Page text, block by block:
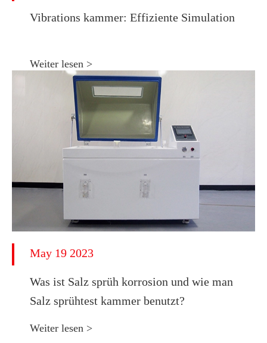
Vibrations kammer: Effiziente Simulation
Weiter lesen >
May 19 2023
Was ist Salz sprüh korrosion und wie man
Salz sprühtest kammer benutzt?
Weiter lesen >